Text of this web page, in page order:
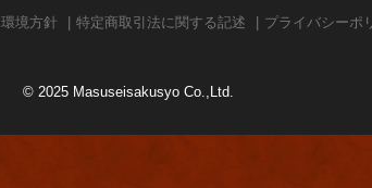
環境方針 特定商取引法に関する記述 プライバシーポ
© 2025 Masuseisakusyo Co.,Ltd.